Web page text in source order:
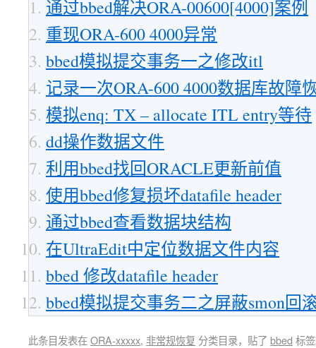
通过bbed解决ORA-00600[4000]案例
重现ORA-600 4000异常
bbed模拟提交事务一之修改itl
记录一次ORA-600 4000数据库故障
模拟enq: TX – allocate ITL entry等待
dd操作数据文件
利用bbed找回ORACLE更新前值
使用bbed修复损坏datafile header
通过bbed查看数据块结构
在UltraEdit中定位数据文件内容
bbed 修改datafile header
bbed模拟提交事务二之屏蔽smon回
此条目发表在ORA-xxxxx, 非常规恢复 分类目录，贴了 bbed 标